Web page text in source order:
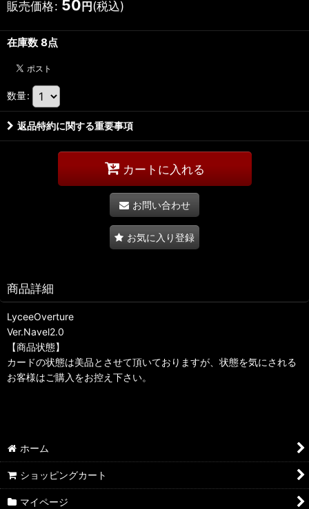
販売価格: 50 円 (税込)
在庫数 8点
数量:
返品特約に関する重要事項
カートに入れる
お問い合わせ
お気に入り登録
商品詳細
LyceeOverture
Ver.Navel2.0
【商品状態】
カードの状態は美品とさせて頂いておりますが、状態を気にされる
お客様はご購入をお控え下さい。
ホーム
ショッピングカート
マイページ